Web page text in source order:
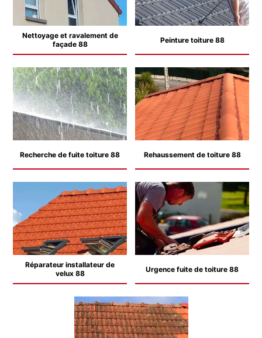
Nettoyage et ravalement de
façade 88
Peinture toiture 88
Recherche de fuite toiture 88 Rehaussement de toiture 88
Réparateur installateur de
velux 88
Urgence fuite de toiture 88